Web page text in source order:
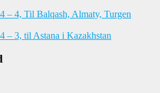
– 4, Til Balqash, Almaty, Turgen
– 3, til Astana i Kazakhstan